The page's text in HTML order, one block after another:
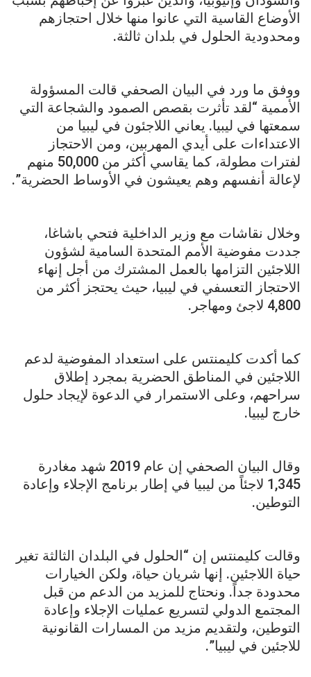
الأوضاع القاسية التي عانوا منها خلال احتجازهم
ومحدودية الحلول في بلدان ثالثة.
ووفق ما ورد في البيان الصحفي قالت المسؤولة
الأممية “لقد تأثرت بقصص الصمود والشجاعة التي
سمعتها في ليبيا. يعاني اللاجئون في ليبيا من
الاعتداءات على أيدي المهربين، ومن الاحتجاز
لفترات مطولة، كما يقاسي أكثر من 50,000 منهم
لإعالة أنفسهم وهم يعيشون في الأوساط الحضرية”.
وخلال نقاشات مع وزير الداخلية فتحي باشاغا،
جددت مفوضية الأمم المتحدة السامية لشؤون
اللاجئين التزامها بالعمل المشترك من أجل إنهاء
الاحتجاز التعسفي في ليبيا، حيث يحتجز أكثر من
4,800 لاجئ ومهاجر.
كما أكدت كليمنتس على استعداد المفوضية لدعم
اللاجئين في المناطق الحضرية بمجرد إطلاق
سراحهم، وعلى الاستمرار في الدعوة لإيجاد حلول
خارج ليبيا.
وقال البيان الصحفي إن عام 2019 شهد مغادرة
1,345 لاجئاً من ليبيا في إطار برنامج الإجلاء وإعادة
التوطين.
وقالت كليمنتس إن “الحلول في البلدان الثالثة تغير
حياة اللاجئين. إنها شريان حياة، ولكن الخيارات
محدودة جداً. ونحتاج للمزيد من الدعم من قبل
المجتمع الدولي لتسريع عمليات الإجلاء وإعادة
التوطين، ولتقديم مزيد من المسارات القانونية
للاجئين في ليبيا”.